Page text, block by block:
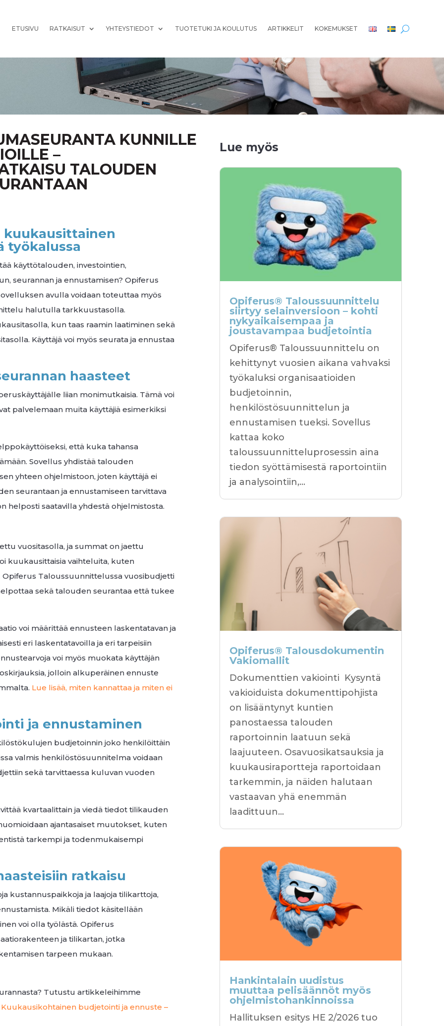
ETUSIVU RATKAISUT YHTEYSTIEDOT TUOTETUKI JA KOULUTUS ARTIKKELIT KOKEMUKSET
KUNNILLE
–
TALOUDEN
työkalussa
käyttötalouden, investointien,
seurannan ja ennustamisen? Opiferus
avulla voidaan toteuttaa myös
halutulla tarkkuustasolla.
kun taas raamin laatiminen sekä
Käyttäjä voi myös seurata ja ennustaa
haasteet
liian monimutkaisia. Tämä voi
palvelemaan muita käyttäjiä esimerkiksi
että kuka tahansa
Sovellus yhdistää talouden
yhteen ohjelmistoon, joten käyttäjä ei
seurantaan ja ennustamiseen tarvittava
helposti saatavilla yhdestä ohjelmistosta.
vuositasolla, ja summat on jaettu
kuukausittaisia vaihteluita, kuten
Taloussuunnittelussa vuosibudjetti
sekä talouden seurantaa että tukee
voi määrittää ennusteen laskentatavan ja
eri laskentatavoilla ja eri tarpeisiin
voi myös muokata käyttäjän
jolloin alkuperäinen ennuste
Lue lisää, miten kannattaa ja miten ei
ja ennustaminen
budjetoinnin joko henkilöittäin
valmis henkilöstösuunnitelma voidaan
sekä tarvittaessa kuluvan vuoden
kvartaalittain ja viedä tiedot tilikauden
ajantasaiset muutokset, kuten
tarkempi ja todenmukaisempi
ratkaisu
kustannuspaikkoja ja laajoja tilikarttoja,
Mikäli tiedot käsitellään
voi olla työlästä. Opiferus
ja tilikartan, jotka
tarpeen mukaan.
Tutustu artikkeleihimme
Kuukausikohtainen budjetointi ja ennuste –
Lue myös
Opiferus® Taloussuunnittelu
siirtyy selainversioon – kohti
nykyaikaisempaa ja
joustavampaa budjetointia
Opiferus® Taloussuunnittelu on
kehittynyt vuosien aikana vahvaksi
työkaluksi organisaatioiden
budjetoinnin,
henkilöstösuunnittelun ja
ennustamisen tueksi. Sovellus
kattaa koko
taloussuunnitteluprosessin aina
tiedon syöttämisestä raportointiin
ja analysointiin,...
Opiferus® Talousdokumentin
Vakiomallit
Dokumenttien vakiointi Kysyntä
vakioiduista dokumenttipohjista
on lisääntynyt kuntien
panostaessa talouden
raportoinnin laatuun sekä
laajuuteen. Osavuosikatsauksia ja
kuukausiraportteja raportoidaan
tarkemmin, ja näiden halutaan
vastaavan yhä enemmän
laadittuun...
Hankintalain uudistus
muuttaa pelisäännöt myös
ohjelmistohankinnoissa
Hallituksen esitys HE 2/2026 tuo